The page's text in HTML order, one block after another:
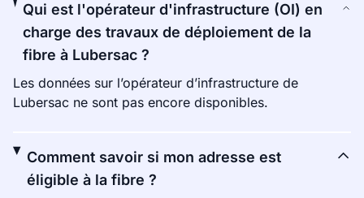
Qui est l'opérateur d'infrastructure (OI) en
charge des travaux de déploiement de la
fibre à Lubersac ?
Les données sur l’opérateur d’infrastructure de
Lubersac ne sont pas encore disponibles.
Comment savoir si mon adresse est
éligible à la fibre ?